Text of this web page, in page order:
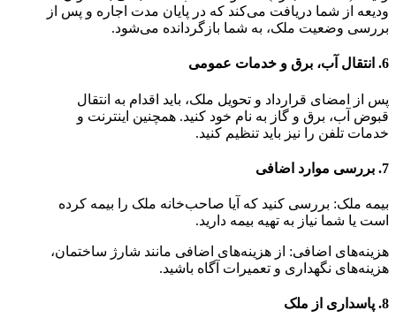
ودیعه از شما دریافت می‌کند که در پایان مدت اجاره و پس از
بررسی وضعیت ملک، به شما بازگردانده می‌شود.
6. انتقال آب، برق و خدمات عمومی
پس از امضای قرارداد و تحویل ملک، باید اقدام به انتقال
قبوض آب، برق و گاز به نام خود کنید. همچنین اینترنت و
خدمات تلفن را نیز باید تنظیم کنید.
7. بررسی موارد اضافی
بیمه ملک: بررسی کنید که آیا صاحب‌خانه ملک را بیمه کرده
است یا شما نیاز به تهیه بیمه دارید.
هزینه‌های اضافی: از هزینه‌های اضافی مانند شارژ ساختمان،
هزینه‌های نگهداری و تعمیرات آگاه باشید.
8. پاسداری از ملک